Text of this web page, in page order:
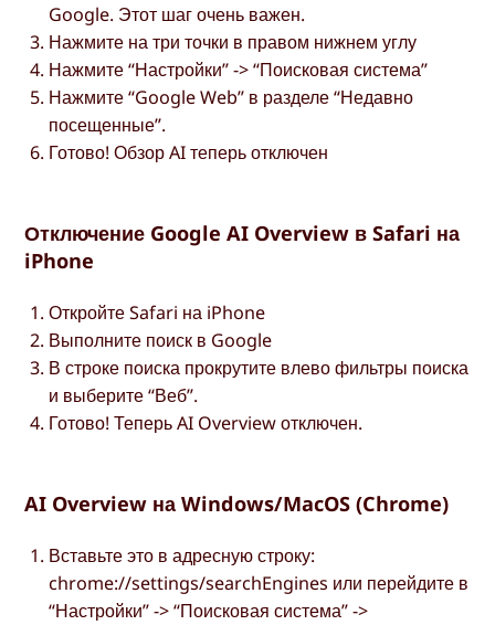
Google. Этот шаг очень важен.
Нажмите на три точки в правом нижнем углу
Нажмите “Настройки” -> “Поисковая система”
Нажмите “Google Web” в разделе “Недавно
посещенные”.
Готово! Обзор AI теперь отключен
Отключение Google AI Overview в Safari на
iPhone
Откройте Safari на iPhone
Выполните поиск в Google
В строке поиска прокрутите влево фильтры поиска
и выберите “Веб”.
Готово! Теперь AI Overview отключен.
AI Overview на Windows/MacOS (Chrome)
Вставьте это в адресную строку:
chrome://settings/searchEngines или перейдите в
“Настройки” -> “Поисковая система” ->